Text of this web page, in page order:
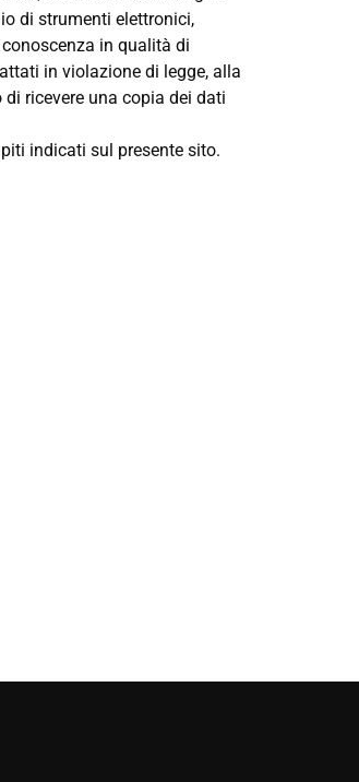
di strumenti elettronici,
in qualità di
in violazione di legge, alla
ricevere una copia dei dati
indicati sul presente sito.